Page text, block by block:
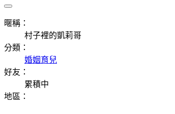
暱稱：
村子裡的凱莉哥
分類：
婚姻育兒
好友：
累積中
地區：